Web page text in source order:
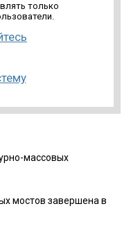
только
массовых
мостов завершена в